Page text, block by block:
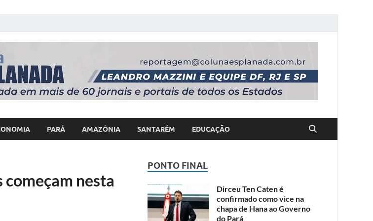
PARÁ AMAZÔNIA SANTARÉM EDUCAÇÃO
começam nesta
PONTO FINAL
Dirceu Ten Caten é
confirmado como vice na
chapa de Hana ao Governo
do Pará